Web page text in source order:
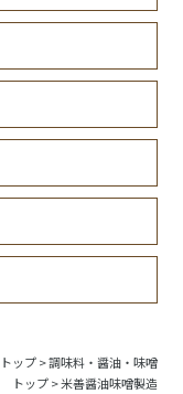
トップ>調味料・醤油・味噌
トップ>米善醤油味噌製造